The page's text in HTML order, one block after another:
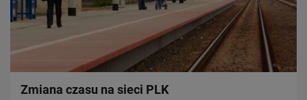
Zmiana czasu na sieci PLK